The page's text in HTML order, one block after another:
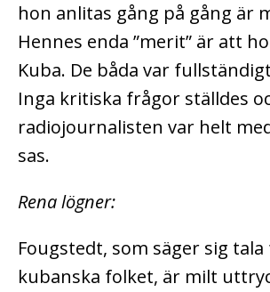
hon anlitas gång på gång är
Hennes enda ”merit” är att
Kuba. De båda var
Inga kritiska frågor ställdes
radiojournalisten var helt
sas.
Rena lögner:
Fougstedt, som säger sig
kubanska folket, är milt